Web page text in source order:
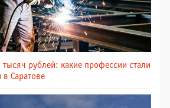
рублей: какие профессии стали
Саратове